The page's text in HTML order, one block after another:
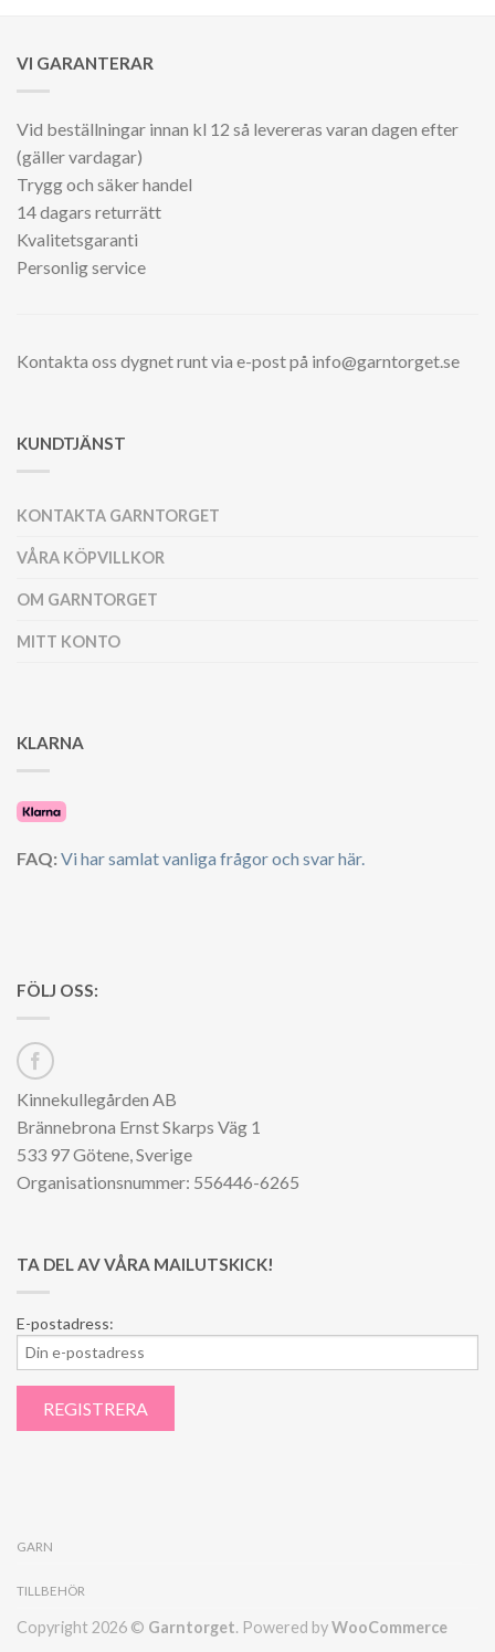
VI GARANTERAR
Vid beställningar innan kl 12 så levereras varan dagen efter
(gäller vardagar)
Trygg och säker handel
14 dagars returrätt
Kvalitetsgaranti
Personlig service
Kontakta oss dygnet runt via e-post på info@garntorget.se
KUNDTJÄNST
KONTAKTA GARNTORGET
VÅRA KÖPVILLKOR
OM GARNTORGET
MITT KONTO
KLARNA
FAQ:Vi har samlat vanliga frågor och svar här.
FÖLJ OSS:
Kinnekullegården AB
Brännebrona Ernst Skarps Väg 1
533 97 Götene, Sverige
Organisationsnummer: 556446-6265
TA DEL AV VÅRA MAILUTSKICK!
E-postadress:
GARN
TILLBEHÖR
Copyright 2026 © Garntorget. Powered byWooCommerce